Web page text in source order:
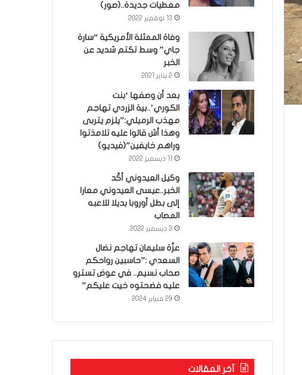
معطيات جديدة..(صور)
13 نوفمبر 2022
وفاة الممثلة الأمريكية “سارة
جاي” وسط تكتم شديد عن
الخبر
2 يناير 2021
بعد أن وصفها ‘بنت
الكوري’..بية الزردي تهاجم
مهذب الرميلي:”يلزم يتربى
وهذا أش قالوا عليه تلامذتوا
وراهم خايفين”(فيديو)
وكيل العيدوني أكّد
الخبر..عيسى العيدوني معارا
إلى بطل أوروبا بديلا للاعبه
المصاب
3 ديسمبر 2022
عزّة سليمان تهاجم نضال
السعدي :”حاسبين رواحكم
صحاب نسيم.. في عوض تسترو
عليه فضحتوه خيت عليكم”
29 فبراير 2024
آخر المقالات